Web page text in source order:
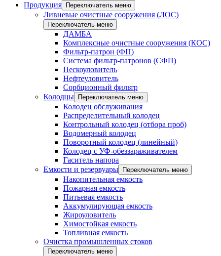
Продукция
Переключатель меню
Ливневые очистные сооружения (ЛОС)
Переключатель меню
ДАМБА
Комплексные очистные сооружения (КОС)
Фильтр-патрон (ФП)
Система фильтр-патронов (СФП)
Пескоуловитель
Нефтеуловитель
Сорбционный фильтр
Колодцы
Переключатель меню
Колодец обслуживания
Распределительный колодец
Контрольный колодец (отбора проб)
Водомерный колодец
Поворотный колодец (линейный)
Колодец с УФ-обеззараживателем
Гаситель напора
Емкости и резервуары
Переключатель меню
Накопительная емкость
Пожарная емкость
Питьевая емкость
Аккумулирующая емкость
Жироуловитель
Химостойкая емкость
Топливная емкость
Очистка промышленных стоков
Переключатель меню